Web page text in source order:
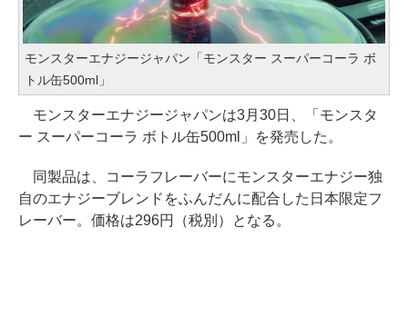
モンスターエナジージャパン「モンスター スーパーコーラ ボ
トル缶500ml」
モンスターエナジージャパンは3月30日、「モンスタ
ー スーパーコーラ ボトル缶500ml」を発売した。
同製品は、コーラフレーバーにモンスターエナジー独
自のエナジーブレンドをふんだんに配合した日本限定フ
レーバー。価格は296円（税別）となる。